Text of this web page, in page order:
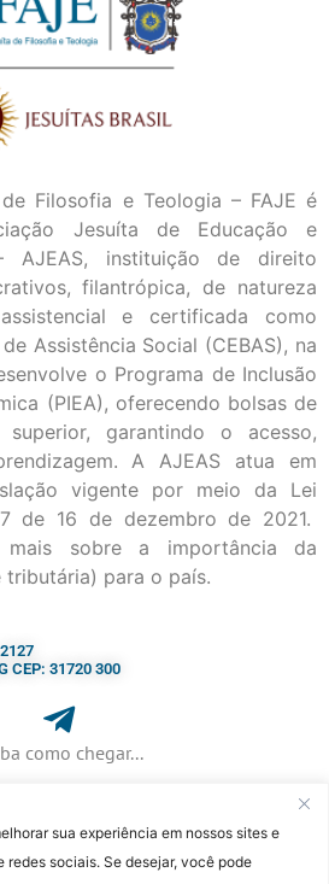
sua experiência em nossos sites e
sociais. Se desejar, você pode
Filosofia e Teologia – FAJE é
Jesuíta de Educação e
AJEAS, instituição de direito
filantrópica, de natureza
e certificada como
Assistência Social (CEBAS), na
o Programa de Inclusão
(PIEA), oferecendo bolsas de
garantindo o acesso,
A AJEAS atua em
vigente por meio da Lei
de 16 de dezembro de 2021.
sobre a importância da
para o país.
CEP: 31720 300
como chegar...
3115-7000​